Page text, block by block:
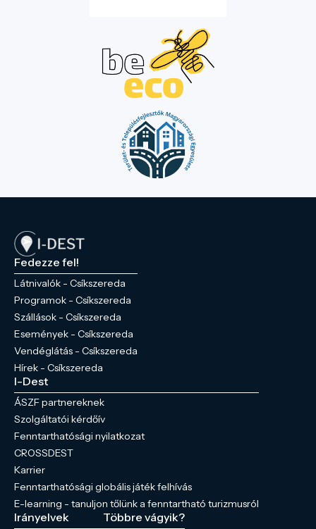
Fedezze fel!
Látnivalók - Csíkszereda
Programok - Csíkszereda
Szállások - Csíkszereda
Események - Csíkszereda
Vendéglátás - Csíkszereda
Hírek - Csíkszereda
I-Dest
ÁSZF partnereknek
Szolgáltatói kérdőív
Fenntarthatósági nyilatkozat
CROSSDEST
Karrier
Fenntarthatósági globális játék felhívás
E-learning - tanuljon tőlünk a fenntartható turizmusról
Irányelvek Többre vágyik?